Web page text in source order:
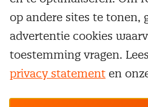
Netwerk en communities
Aanmelden nieuwsbrief
Word lid van Nevi
Aanbesteden
Contractmanagement
Kostenmanagement
Onderhandelen
Supply management
Opleidingen en
Trainingen
Opleidingen
Maatwerk
Cookievoorkeuren
op andere sites te tonen,
advertentie cookies
toestemming vragen.
privacy statement en